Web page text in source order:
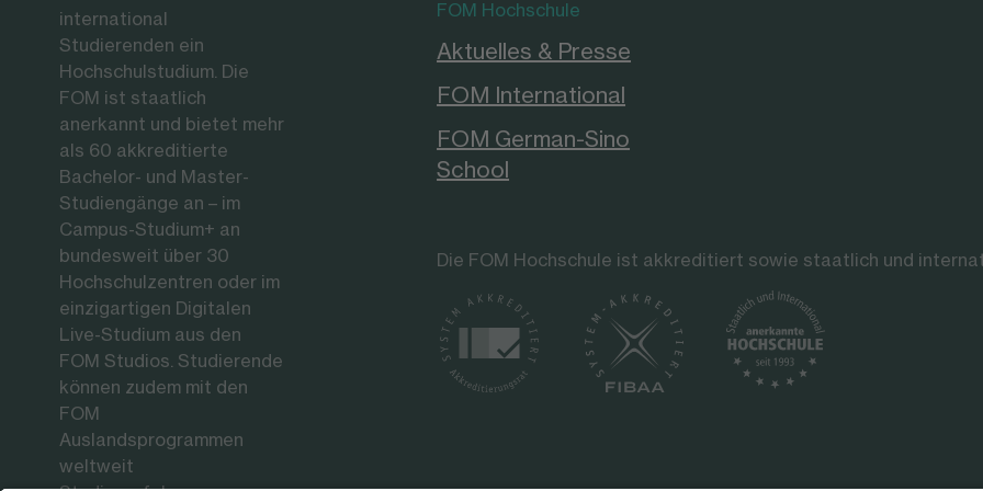
international
Studierenden ein
Hochschulstudium. Die
FOM ist staatlich
anerkannt und bietet mehr
als 60 akkreditierte
Bachelor- und Master-
Studiengänge an – im
Campus-Studium+ an
bundesweit über 30
Hochschulzentren oder im
einzigartigen Digitalen
Live-Studium aus den
FOM Studios. Studierende
können zudem mit den
FOM
Auslandsprogrammen
weltweit
FOM Hochschule
Aktuelles & Presse
FOM International
FOM German-Sino
School
Die FOM Hochschule ist akkreditiert sowie staatlich und